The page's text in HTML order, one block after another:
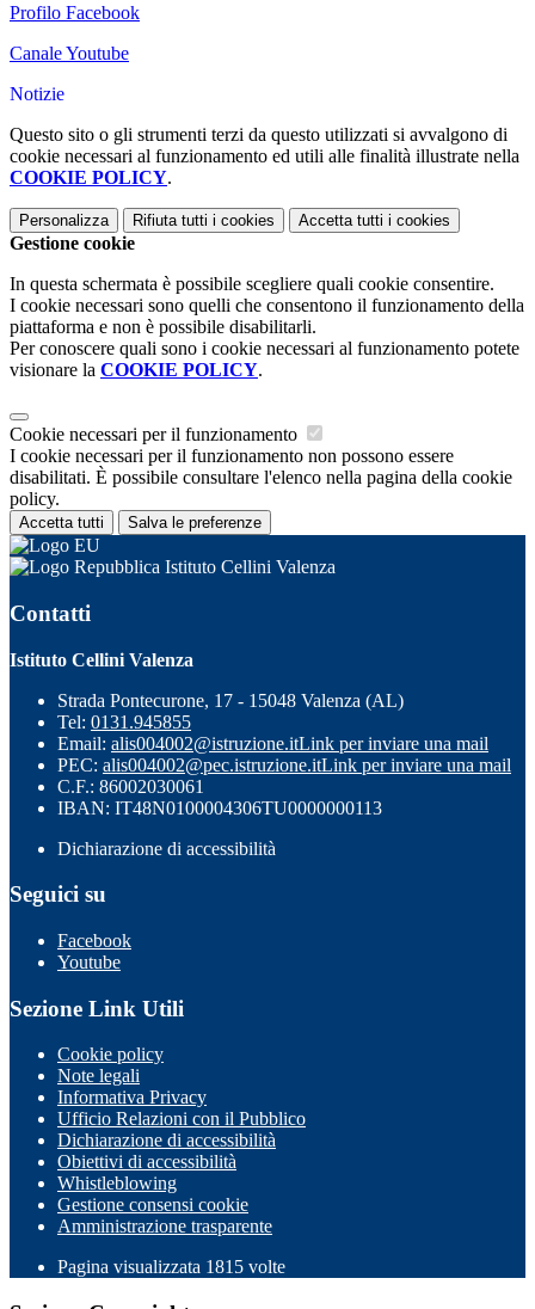
Profilo Facebook
Canale Youtube
Notizie
Questo sito o gli strumenti terzi da questo utilizzati si avvalgono di
cookie necessari al funzionamento ed utili alle finalità illustrate nella
COOKIE POLICY.
Personalizza Rifiuta tutti i cookies Accetta tutti i cookies
Gestione cookie
In questa schermata è possibile scegliere quali cookie consentire.
I cookie necessari sono quelli che consentono il funzionamento della
piattaforma e non è possibile disabilitarli.
Per conoscere quali sono i cookie necessari al funzionamento potete
visionare la COOKIE POLICY.
Cookie necessari per il funzionamento
I cookie necessari per il funzionamento non possono essere
disabilitati. È possibile consultare l'elenco nella pagina della cookie
policy.
Accetta tutti Salva le preferenze
Istituto Cellini Valenza
Contatti
Istituto Cellini Valenza
Strada Pontecurone, 17 - 15048 Valenza (AL)
Tel: 0131.945855
Email: alis004002@istruzione.itLink per inviare una mail
PEC: alis004002@pec.istruzione.itLink per inviare una mail
C.F.: 86002030061
IBAN: IT48N0100004306TU0000000113
Dichiarazione di accessibilità
Seguici su
Facebook
Youtube
Sezione Link Utili
Cookie policy
Note legali
Informativa Privacy
Ufficio Relazioni con il Pubblico
Dichiarazione di accessibilità
Obiettivi di accessibilità
Whistleblowing
Gestione consensi cookie
Amministrazione trasparente
Pagina visualizzata 1815 volte